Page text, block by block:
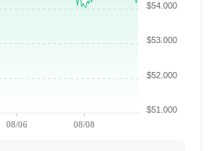
08/06 08/08
$51.000
$52.000
$53.000
$54.000